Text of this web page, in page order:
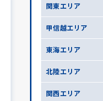
関東エリア
甲信越エリア
東海エリア
北陸エリア
関西エリア